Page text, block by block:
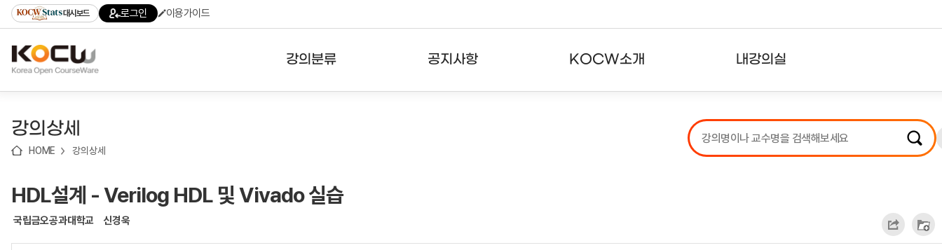
기
기
기
content)
가
대시보드 로그인 이용가이드
강의분류
테마강의
공지사항 KOCW소개 내강의실
강의리스트
수강확인증강의
강의상세
HOME 강의상세
HDL설계 - Verilog HDL 및 Vivado 실습
국립금오공과대학교 신경욱